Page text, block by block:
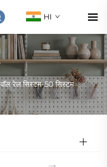
HI
वॉल रेल सिस्टम-50 सिस्टम